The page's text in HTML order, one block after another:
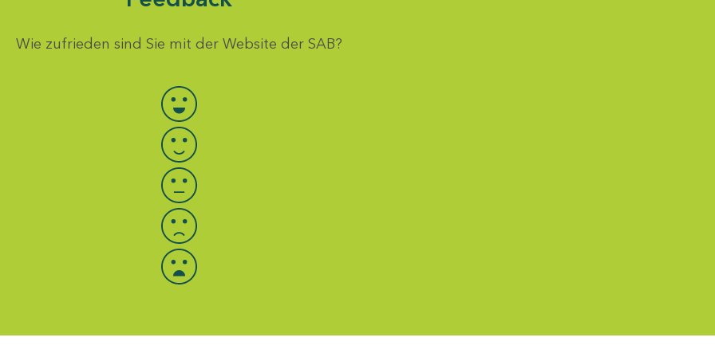
Wie zufrieden sind Sie mit der Website der SAB?
Bewertung auswählen